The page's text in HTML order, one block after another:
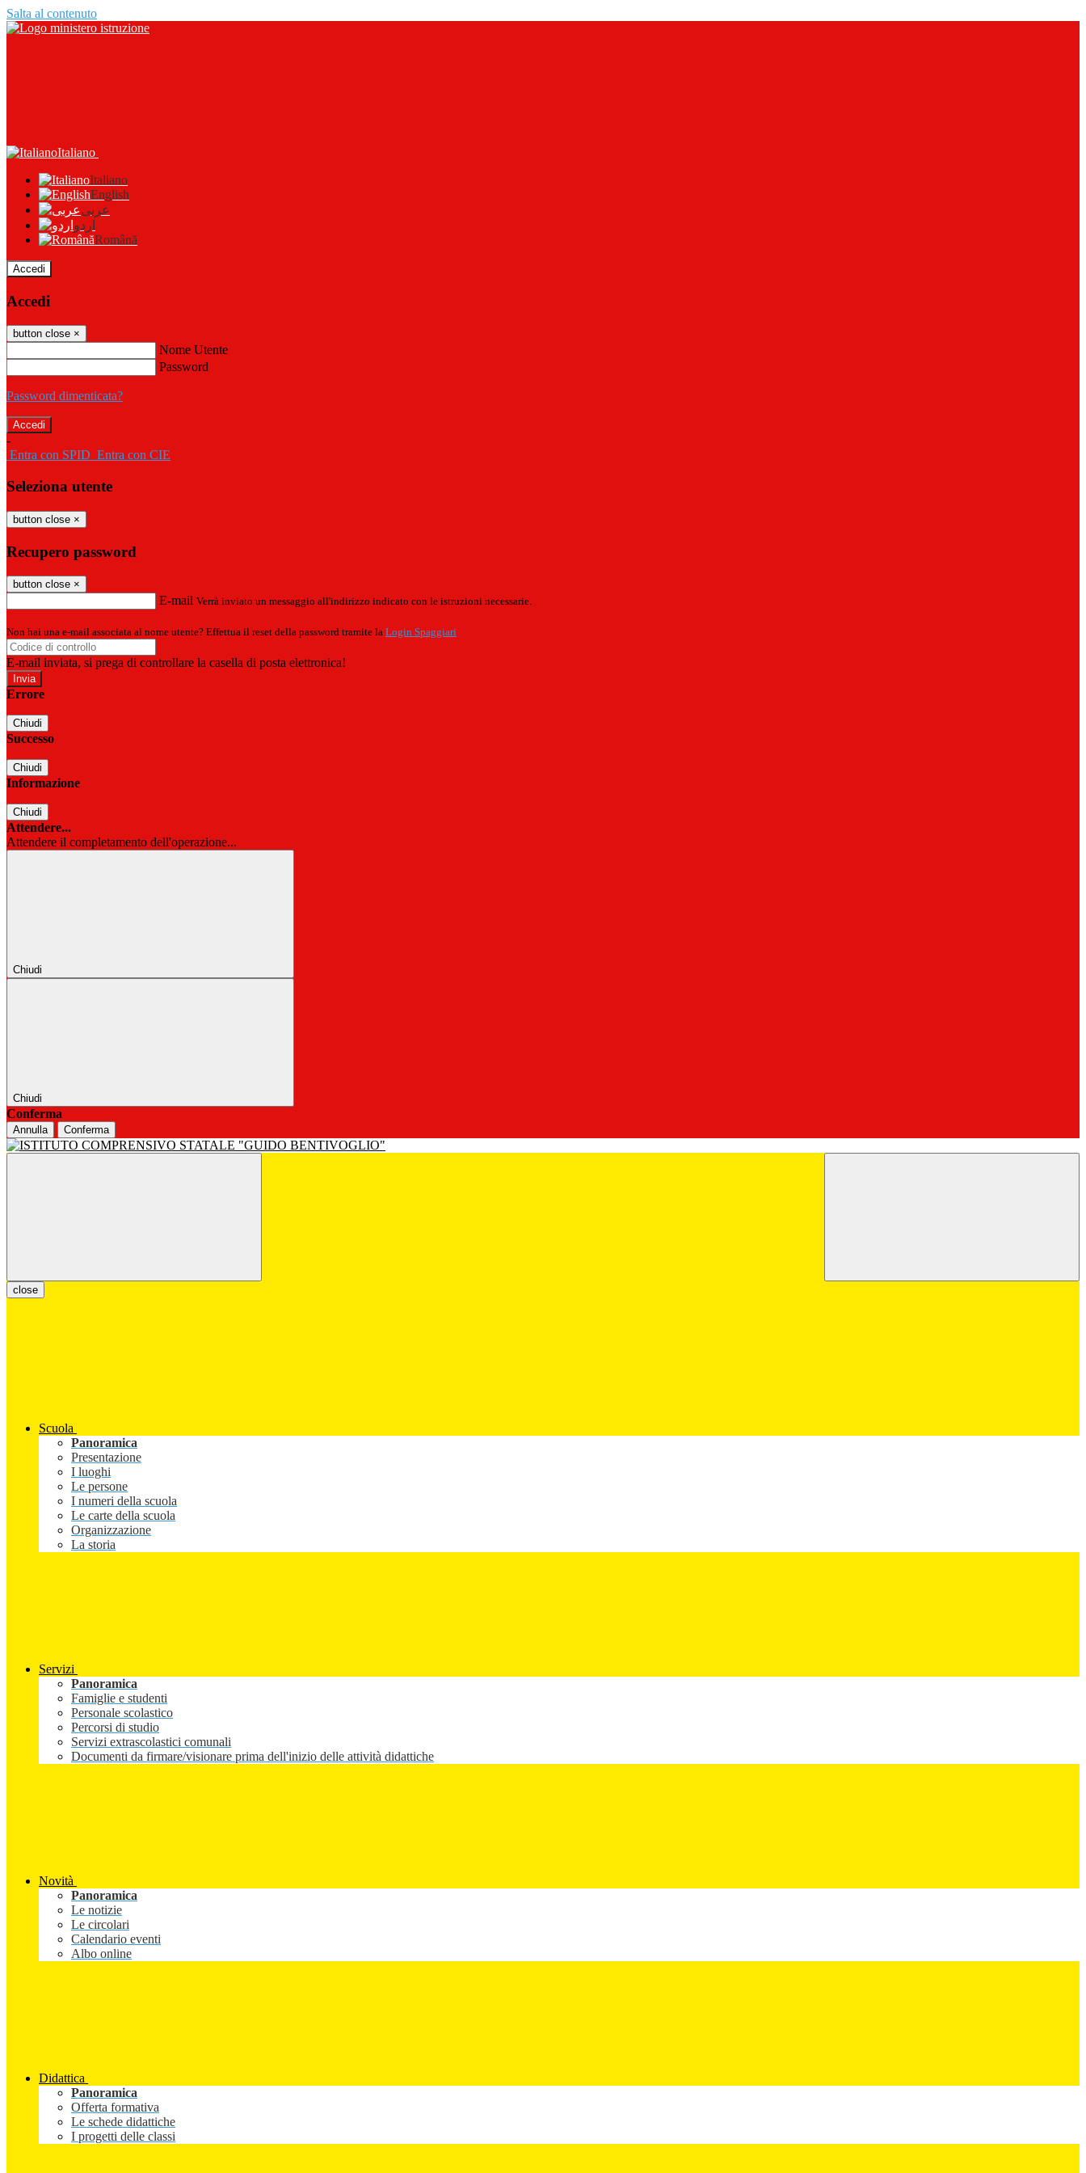
Salta al contenuto
Italiano
Italiano
English
عربى
اردو
Română
Accedi
Accedi
button close ×
Nome Utente
Password
Password dimenticata?
-
Entra con SPID Entra con CIE
Seleziona utente
button close ×
Recupero password
button close ×
E-mail Verrà inviato un messaggio all'indirizzo indicato con le istruzioni necessarie.
Non hai una e-mail associata al nome utente? Effettua il reset della password tramite la Login Spaggiari
E-mail inviata, si prega di controllare la casella di posta elettronica!
Errore
Chiudi
Successo
Chiudi
Informazione
Chiudi
Attendere...
Attendere il completamento dell'operazione...
Chiudi
Chiudi
Conferma
Annulla Conferma
close
Scuola
Panoramica
Presentazione
I luoghi
Le persone
I numeri della scuola
Le carte della scuola
Organizzazione
La storia
Servizi
Panoramica
Famiglie e studenti
Personale scolastico
Percorsi di studio
Servizi extrascolastici comunali
Documenti da firmare/visionare prima dell'inizio delle attività didattiche
Novità
Panoramica
Le notizie
Le circolari
Calendario eventi
Albo online
Didattica
Panoramica
Offerta formativa
Le schede didattiche
I progetti delle classi